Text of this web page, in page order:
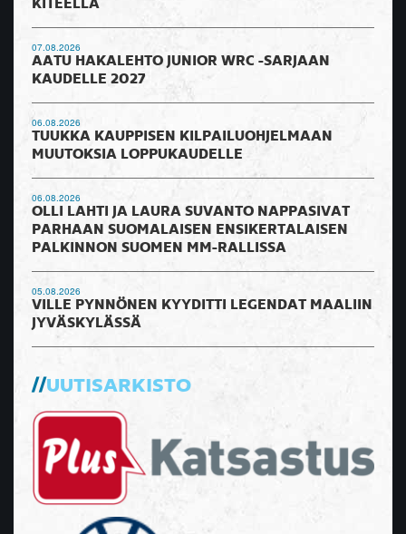
KITEELLÄ
07.08.2026
AATU HAKALEHTO JUNIOR WRC -SARJAAN
KAUDELLE 2027
06.08.2026
TUUKKA KAUPPISEN KILPAILUOHJELMAAN
MUUTOKSIA LOPPUKAUDELLE
06.08.2026
OLLI LAHTI JA LAURA SUVANTO NAPPASIVAT
PARHAAN SUOMALAISEN ENSIKERTALAISEN
PALKINNON SUOMEN MM-RALLISSA
05.08.2026
VILLE PYNNÖNEN KYYDITTI LEGENDAT MAALIIN
JYVÄSKYLÄSSÄ
UUTISARKISTO